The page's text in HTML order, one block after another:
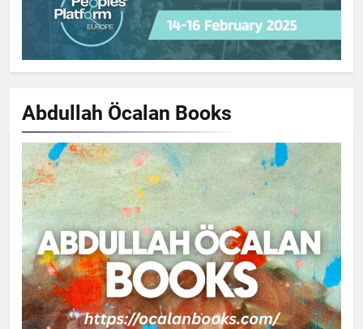
Abdullah Öcalan Books